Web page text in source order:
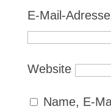
E-Mail-Adresse
Website
Name, E-